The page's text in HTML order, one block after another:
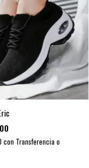
con Transferencia o